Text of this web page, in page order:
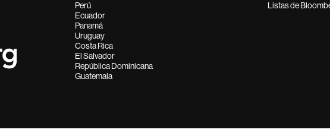
Perú
Ecuador
Panamá
Uruguay
Costa Rica
El Salvador
República Dominicana
Guatemala
Listas de